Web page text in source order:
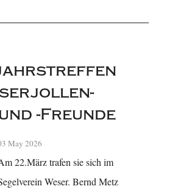
-Freunde
May 2026
22.März trafen sie sich im
Weser. Bernd Metz